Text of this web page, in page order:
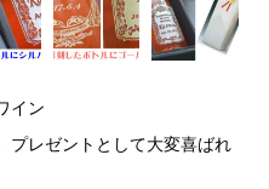
イン
プレゼントとして大変喜ばれ